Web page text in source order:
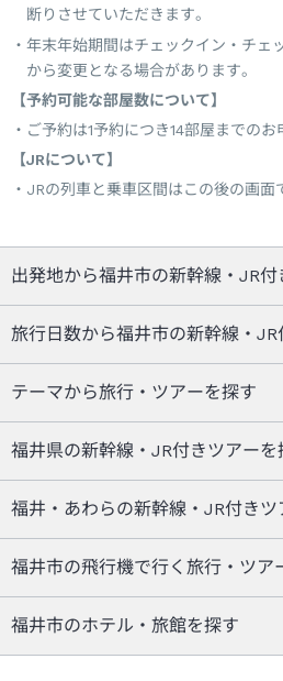
断りさせていただきます。
年末年始期間はチェックイン・チェ
から変更となる場合があります。
【予約可能な部屋数について】
ご予約は1予約につき14部屋までのお
【JRについて】
JRの列車と乗車区間はこの後の画面
出発地から福井市の新幹線・JR
旅行日数から福井市の新幹線・
テーマから旅行・ツアーを探す
福井県の新幹線・JR付きツアーを
福井・あわらの新幹線・JR付きツ
福井市の飛行機で行く旅行・ツア
福井市のホテル・旅館を探す